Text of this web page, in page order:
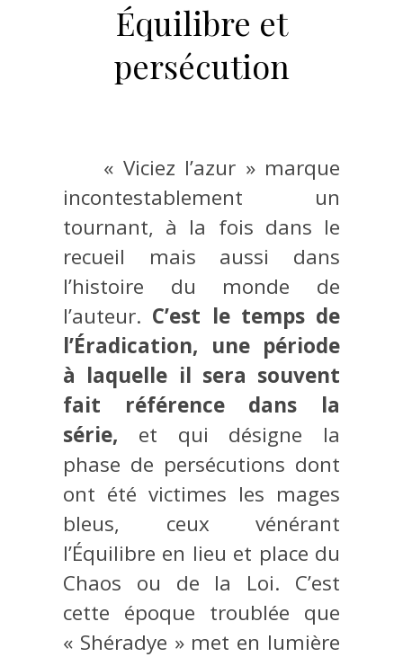
Équilibre et
persécution
« Viciez l’azur » marque
incontestablement un
tournant, à la fois dans le
recueil mais aussi dans
l’histoire du monde de
l’auteur. C’est le temps de
l’Éradication, une période
à laquelle il sera souvent
fait référence dans la
série, et qui désigne la
phase de persécutions dont
ont été victimes les mages
bleus, ceux vénérant
l’Équilibre en lieu et place du
Chaos ou de la Loi. C’est
cette époque troublée que
« Shéradye » met en lumière